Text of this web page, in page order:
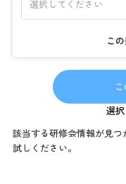
こ
選
該当する研修会情報が見
試しください。